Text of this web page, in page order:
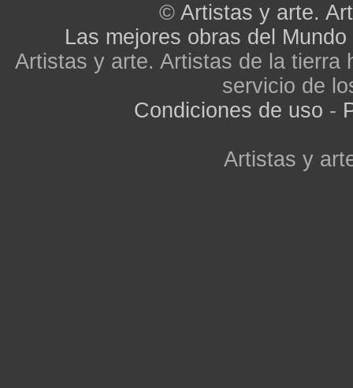
© Artistas y arte.
Las mejores obras del Mundo
Artistas y arte. Artistas de la tierra
servicio de
Condiciones de uso -
Artistas y